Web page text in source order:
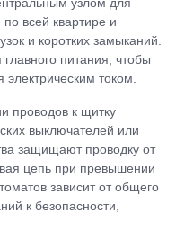
всей квартире и
и коротких замыканий.
питания, чтобы
током.
проводов к щитку
выключателей или
защищают проводку от
цепь при превышении
зависит от общего
к безопасности,